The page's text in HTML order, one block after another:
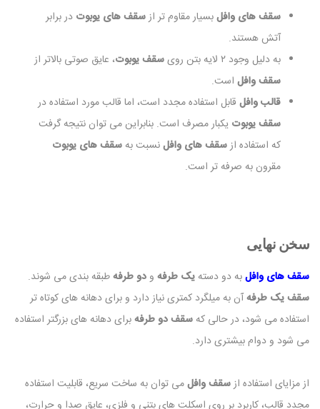
سقف های وافلبسیار مقاوم تر ازسقف های یوبوت در برابر
آتش هستند.
به دلیل وجود ۲ لایه بتن روی
سقف یوبوت، عایق صوتی بالاتر از
سقف وافل است.
قالب وافل قابل استفاده مجدد است، اما قالب مورد استفاده در
سقف یوبوت یکبار مصرف است. بنابراین می توان نتیجه گرفت
که استفاده ازسقف های وافلنسبت به سقف های یوبوت
مقرون به صرفه تر است.
سخن نهایی
سقف های وافلبه دو دسته یک طرفه و دو طرفهطبقه بندی می شوند.
سقف یک طرفهآن به میلگرد کمتری نیاز دارد و برای دهانه های کوتاه تر
استفاده می شود، در حالی که سقف دو طرفهبرای دهانه های بزرگتر استفاده
می شود و دوام بیشتری دارد.
از مزایای استفاده ازسقف وافلمی توان به ساخت سریع، قابلیت استفاده
مجدد قالب، کاربرد بر روی اسکلت های بتنی و فلزی، عایق صدا و حرارت،